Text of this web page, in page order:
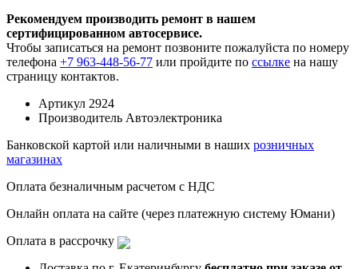
Рекомендуем производить ремонт в нашем
сертифицированном автосервисе.
Чтобы записаться на ремонт позвоните пожалуйста по номеру
телефона +7 963-448-56-77 или пройдите по ссылке на нашу
страницу контактов.
Артикул 2924
Производитель Автоэлектроника
Банковской картой или наличными в наших розничных
магазинах
Оплата безналичным расчетом с НДС
Онлайн оплата на сайте (через платежную систему Юмани)
Оплата в рассрочку